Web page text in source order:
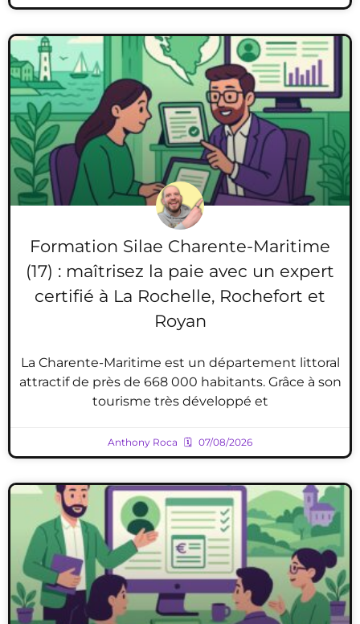
Formation Silae Charente-Maritime
(17) : maîtrisez la paie avec un expert
certifié à La Rochelle, Rochefort et
Royan
La Charente-Maritime est un département littoral
attractif de près de 668 000 habitants. Grâce à son
tourisme très développé et
Anthony Roca 07/08/2026